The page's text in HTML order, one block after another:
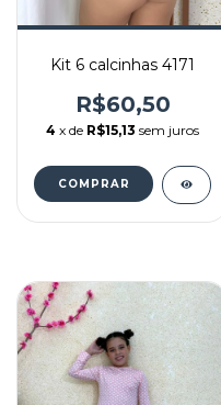
Kit 6 calcinhas 4171
R$60,50
4 x de R$15,13 sem juros
COMPRAR